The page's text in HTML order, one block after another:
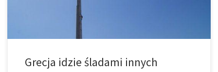
być leczone właśnie za pomocą […]
Grecja idzie śladami innych